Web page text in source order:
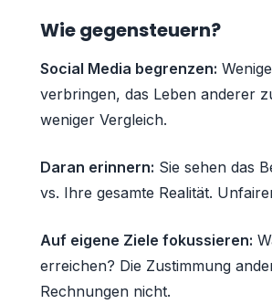
Wie gegensteuern?
Social Media begrenzen:
verbringen, das Leben anderer
weniger Vergleich.
Daran erinnern: Sie sehen das
vs. Ihre gesamte Realität.
Auf eigene Ziele fokussieren:
erreichen? Die Zustimmung
Rechnungen nicht.